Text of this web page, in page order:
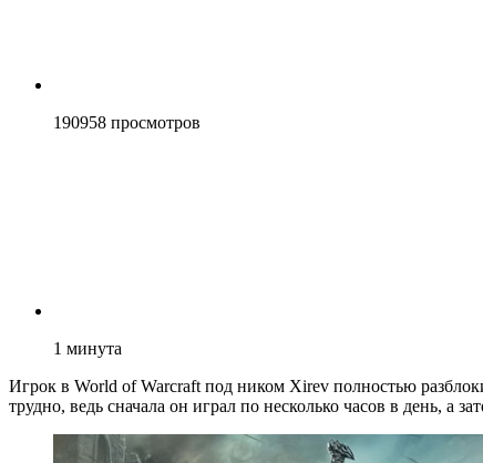
190958 просмотров
1 минута
Игрок в World of Warcraft под ником Xirev полностью
трудно, ведь сначала он играл по несколько часов в день, а